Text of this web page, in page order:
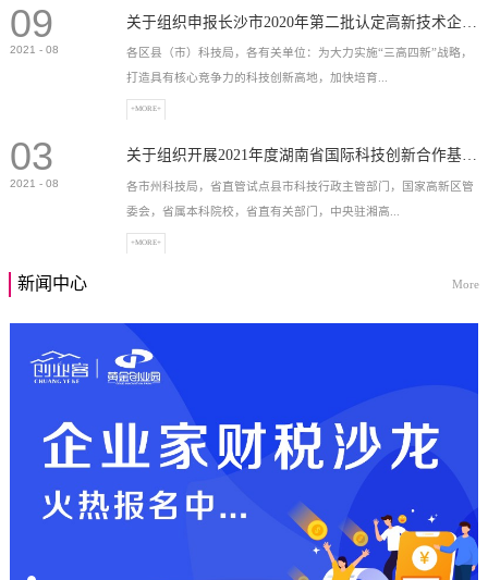
）奖等，最高奖励2...
09
2021 - 08
各区县（市）科技局，各有关单位：为大力实施“三高四新”战略，
打造具有核心竞争力的科技创新高地，加快培育...
高新技术企业，充分...
+MORE+
03
2021 - 08
关于组织开展2021年度湖南省国际科技创新合作基地申报工作的通知
各市州科技局，省直管试点县市科技行政主管部门，国家高新区管
委会，省属本科院校，省直有关部门，中央驻湘高...
+MORE+
新闻中心 More